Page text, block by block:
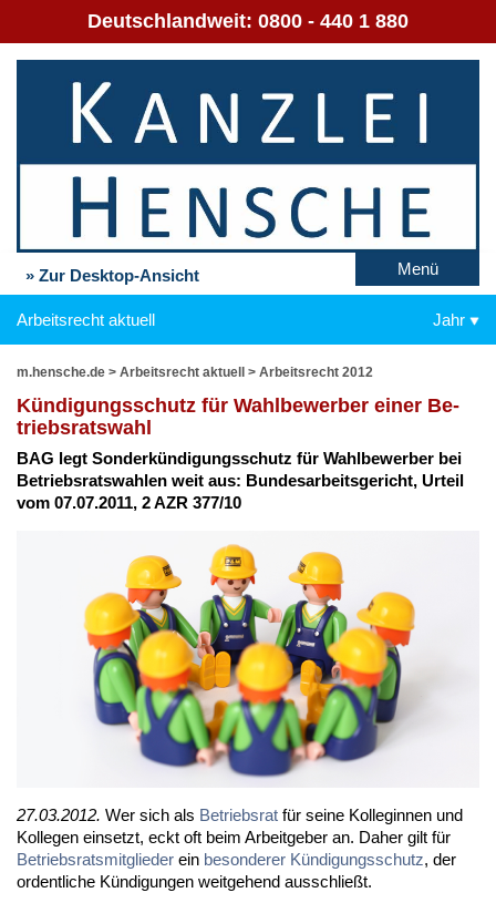
Deutschlandweit: 0800 - 440 1 880
» Zur Desktop-Ansicht Menü
Arbeitsrecht aktuell Jahr
m.hensche.de > Arbeitsrecht aktuell > Arbeitsrecht 2012
Kün­di­gungs­schutz für Wahl­be­wer­ber ei­ner Be­
triebs­rats­wahl
BAG legt Son­der­kün­di­gungs­schutz für Wahl­be­wer­ber bei
Be­triebs­rats­wah­len weit aus: Bun­des­ar­beits­ge­richt, Ur­teil
vom 07.07.2011, 2 AZR 377/10
27.03.2012. Wer sich als Be­triebs­rat für sei­ne Kol­le­gin­nen und
Kol­le­gen ein­setzt, eckt oft beim Ar­beit­ge­ber an. Da­her gilt für
Be­triebs­rats­mit­glie­der ein be­son­de­rer Kün­di­gungs­schutz, der
or­dent­li­che Kün­di­gun­gen weit­ge­hend aus­schließt.